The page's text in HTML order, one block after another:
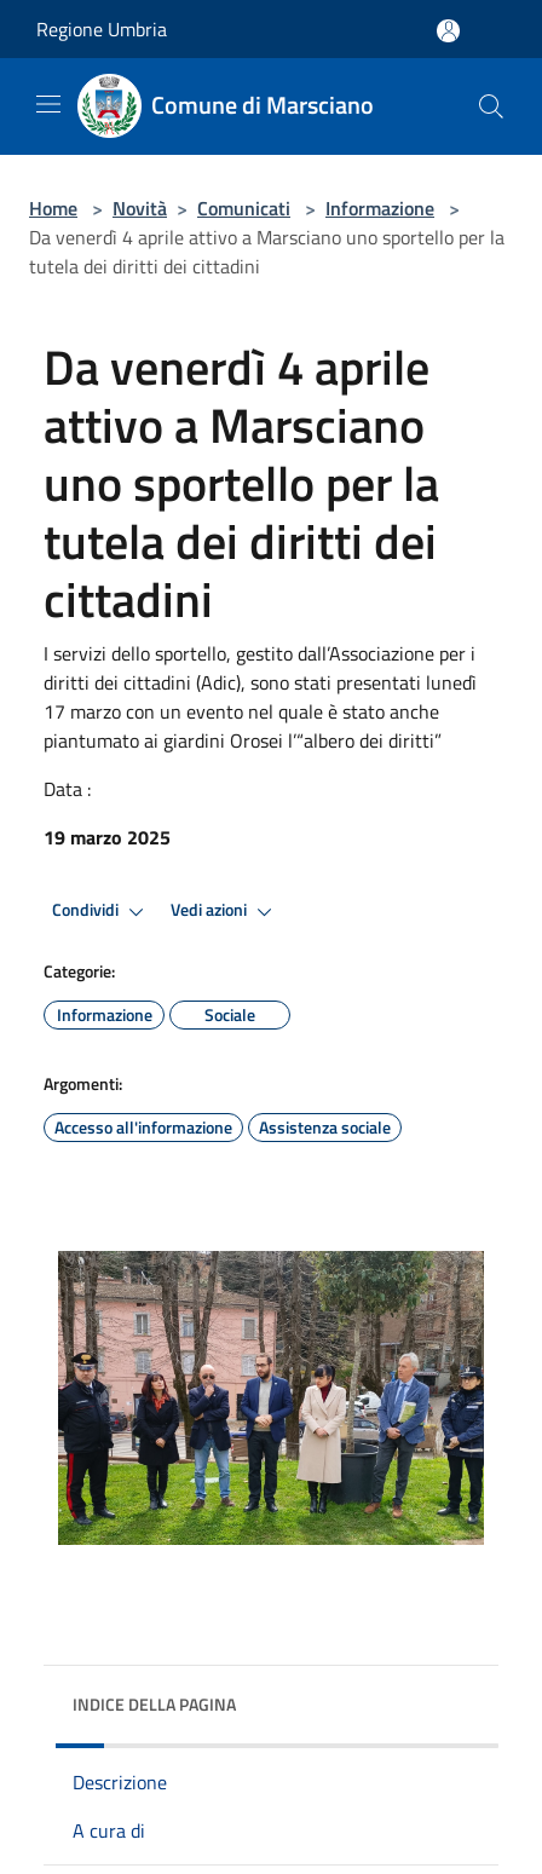
Regione Umbria
Comune di Marsciano
Home > Novità > Comunicati > Informazione >
Da venerdì 4 aprile attivo a Marsciano uno sportello per la
tutela dei diritti dei cittadini
Da venerdì 4 aprile
attivo a Marsciano
uno sportello per la
tutela dei diritti dei
cittadini
I servizi dello sportello, gestito dall’Associazione per i
diritti dei cittadini (Adic), sono stati presentati lunedì
17 marzo con un evento nel quale è stato anche
piantumato ai giardini Orosei l’“albero dei diritti”
Data :
19 marzo 2025
Condividi Vedi azioni
Categorie:
Informazione
Sociale
Argomenti:
Accesso all'informazione
Assistenza sociale
INDICE DELLA PAGINA
Descrizione
A cura di